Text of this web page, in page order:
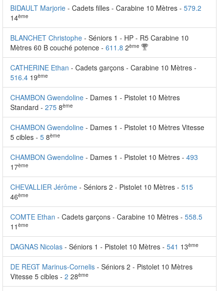
BIDAULT Marjorie - Cadets filles - Carabine 10 Mètres - 579.2
14ème
BLANCHET Christophe - Séniors 1 - HP - R5 Carabine 10
Mètres 60 B couché potence - 611.8 2ème
CATHERINE Ethan - Cadets garçons - Carabine 10 Mètres -
516.4 19ème
CHAMBON Gwendoline - Dames 1 - Pistolet 10 Mètres
Standard - 275 8ème
CHAMBON Gwendoline - Dames 1 - Pistolet 10 Mètres Vitesse
5 cibles - 5 8ème
CHAMBON Gwendoline - Dames 1 - Pistolet 10 Mètres - 493
17ème
CHEVALLIER Jérôme - Séniors 2 - Pistolet 10 Mètres - 515
46ème
COMTE Ethan - Cadets garçons - Carabine 10 Mètres - 558.5
11 ème
DAGNAS Nicolas - Séniors 1 - Pistolet 10 Mètres - 541 13ème
DE REGT Marinus-Cornelis - Séniors 2 - Pistolet 10 Mètres
Vitesse 5 cibles - 2 28ème